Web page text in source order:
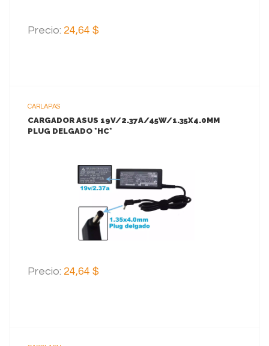
Precio: 24,64 $
CARLAPAS
CARGADOR ASUS 19V/2.37A/45W/1.35X4.0MM
PLUG DELGADO *HC*
AGREGAR AL CARRITO
Precio: 24,64 $